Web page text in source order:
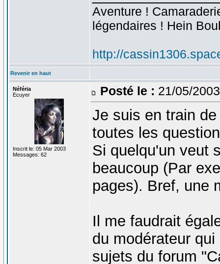
Aventure !
légendaires ! Hein
http://
Revenir en haut
Néféria
Ecuyer
Inscrit le: 05 Mar 2003
Messages: 62
Posté le : 21/05/
Je suis en train
toutes les
Si quelqu'un veut
beaucoup (Par
pages). Bref, une
Il me faudrait
du modérateur
sujets du forum